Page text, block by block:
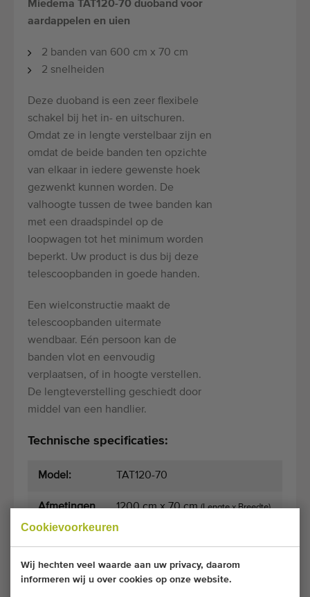
Cookievoorkeuren
Wij hechten veel waarde aan uw privacy, daarom
informeren wij u over cookies op onze website.
Miedema TAT120-70 duoband voor
aardappelen en uien
2 banden van 600 cm x 70 cm
2 snelheiden
Deze duoband is een zeer flexibele
schakel bij het in- en uitschuren.
Omdat ze in lengte verstelbaar zijn en
omdat de beide banden ten opzichte
van elkaar in iedere gewenste hoek
gezwenkt kunnen worden. De
valhoogte tussen de twee banden kan
met een draadspindel op de
loopwagen tot het minimum worden
beperkt. Uw product is dus bij deze
telescoopbanden in goede handen.
Een wielconstructie maakt de
telescoopbanden uitermate
wendbaar. Eén persoon kan de
banden vlot en eenvoudig
verplaatsen, of in hoogte verstellen.
De lengteverstelling geschiedt door
middel van een handlier.
Technische specificaties:
Model: TAT120-70
Afmetingen 1200 cm x 70 cm(Lengte x Breedte)
Algemene voorwaarden Aankoopproces